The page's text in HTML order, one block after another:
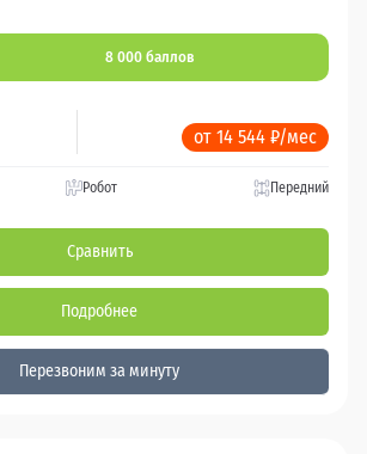
8 000 баллов
от 14 544 ₽/мес
Робот Передний
Сравнить
Подробнее
Перезвоним за минуту